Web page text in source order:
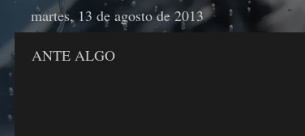
martes, 13 de agosto de 2013
ANTE ALGO